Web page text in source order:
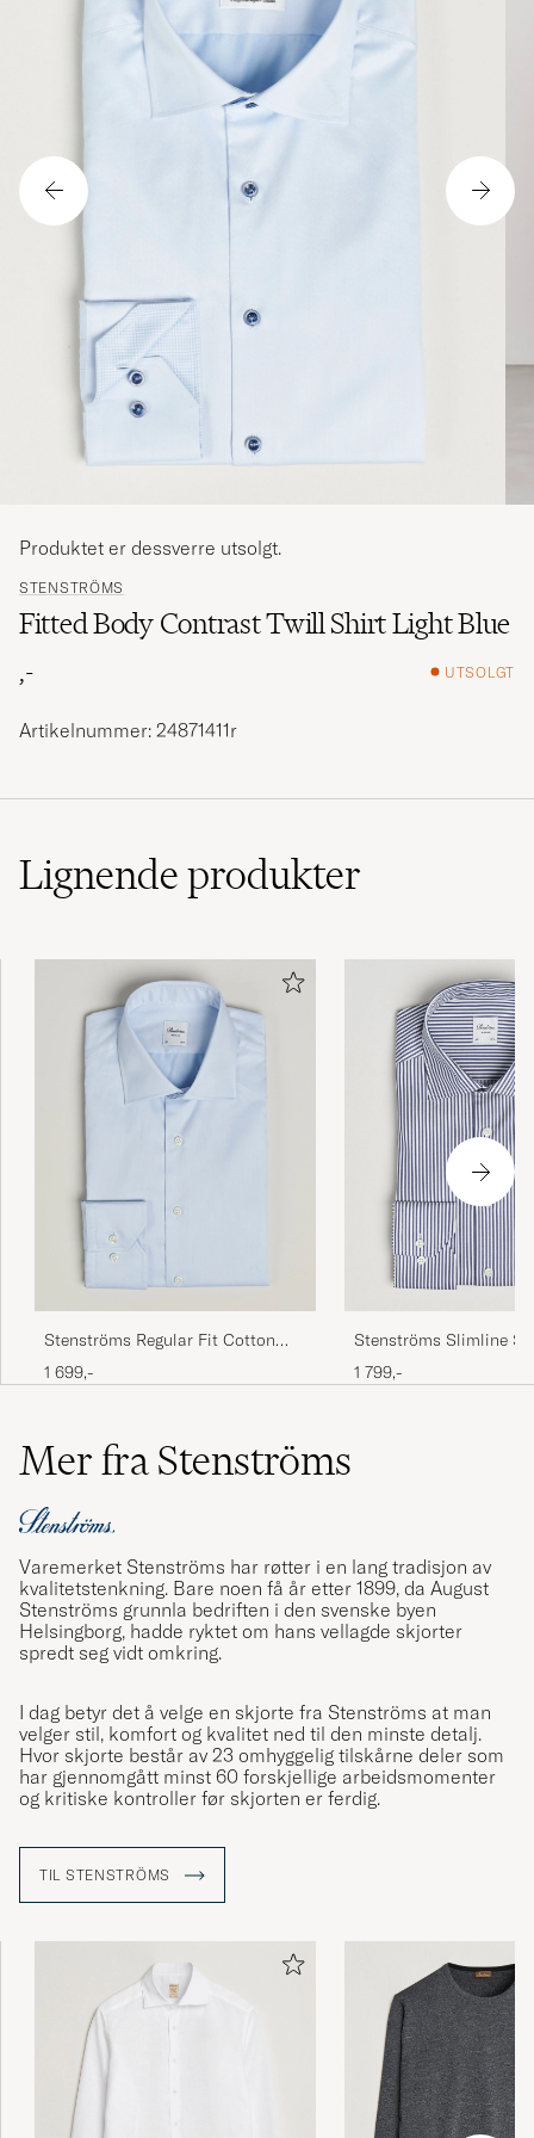
STENSTRÖMS
Fitted Body Contrast Twill Shirt Light Blue
,-
UTSOLGT
Produktet er dessverre utsolgt.
Artikelnummer: 24871411r
Lignendeprodukter
Stenströms Regular Fit Cotton
Twill Shirt Blue
1 699,-
Stenströms Slimline
Away Shirt Navy
1 799,-
Mer fra Stenströms
Varemerket Stenströms har røtter i en lang tradisjon av
kvalitetstenkning. Bare noen få år etter 1899, da August
Stenströms grunnla bedriften i den svenske byen
Helsingborg, hadde ryktet om hans vellagde skjorter
spredt seg vidt omkring.
I dag betyr det å velge en skjorte fra Stenströms at man
velger stil, komfort og kvalitet ned til den minste detalj.
Hvor skjorte består av 23 omhyggelig tilskårne deler som
har gjennomgått minst 60 forskjellige arbeidsmomenter
og kritiske kontroller før skjorten er ferdig.
TIL STENSTRÖMS